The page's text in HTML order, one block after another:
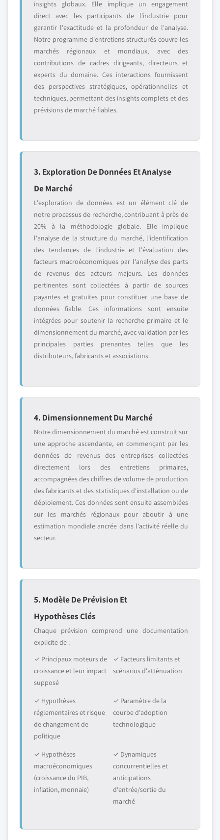
insights globaux. Elle implique un engagement
direct avec les participants de l'industrie pour
garantir l'exactitude et la profondeur de l'analyse.
Notre programme d'entretiens structurés couvre les
marchés régionaux et mondiaux, avec des
contributions de cadres dirigeants, directeurs et
experts du domaine. Ces interactions fournissent
des perspectives stratégiques, opérationnelles et
techniques, permettant des insights complets et des
prévisions de marché fiables.
3. Exploration De Données Et Analyse
De Marché
L'exploration de données est un élément clé de
notre processus de recherche, contribuant à près de
20% à la méthodologie globale. Elle implique
l'analyse de la structure du marché, l'identification
des tendances de l'industrie et l'évaluation des
facteurs macroéconomiques par l'analyse des parts
de revenus des acteurs majeurs. Les données
pertinentes sont collectées à partir de sources
payantes et gratuites pour constituer une base de
données fiable. Ces informations sont ensuite
intégrées pour soutenir la recherche primaire et le
dimensionnement du marché, avec validation par les
principales parties prenantes telles que les
distributeurs, fabricants et associations.
4. Dimensionnement Du Marché
Notre dimensionnement du marché est construit sur
une approche ascendante, en commençant par les
données de revenus des entreprises collectées
directement lors des entretiens primaires,
accompagnées des chiffres de volume de production
des fabricants et des statistiques d'installation ou de
déploiement. Ces données sont ensuite assemblées
sur les marchés régionaux pour aboutir à une
estimation mondiale ancrée dans l'activité réelle du
secteur.
5. Modèle De Prévision Et
Hypothèses Clés
Chaque prévision comprend une documentation
explicite de :
✓ Principaux moteurs de
croissance et leur impact
supposé
✓ Facteurs limitants et
scénarios d'atténuation
✓ Hypothèses
réglementaires et risque
de changement de
politique
✓ Paramètre de la
courbe d'adoption
technologique
✓ Hypothèses
macroéconomiques
(croissance du PIB,
inflation, monnaie)
✓ Dynamiques
concurrentielles et
anticipations
d'entrée/sortie du
marché